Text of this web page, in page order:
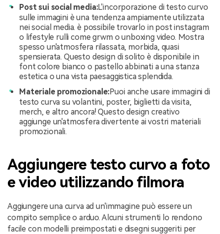
Post sui social media:L'incorporazione di testo curvo
sulle immagini è una tendenza ampiamente utilizzata
nei social media. è possibile trovarlo in post instagram
o lifestyle rulli come grwm o unboxing video. Mostra
spesso un'atmosfera rilassata, morbida, quasi
spensierata. Questo design di solito è disponibile in
font colore bianco o pastello abbinati a una stanza
estetica o una vista paesaggistica splendida.
Materiale promozionale:Puoi anche usare immagini di
testo curva su volantini, poster, biglietti da visita,
merch, e altro ancora! Questo design creativo
aggiunge un'atmosfera divertente ai vostri materiali
promozionali.
Aggiungere testo curvo a foto
e video utilizzando filmora
Aggiungere una curva ad un'immagine può essere un
compito semplice o arduo. Alcuni strumenti lo rendono
facile con modelli preimpostati e disegni suggeriti per